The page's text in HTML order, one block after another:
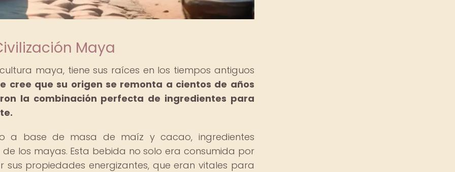
Maya
maya, tiene sus raíces en los tiempos antiguos
cree que su origen se remonta a cientos de años
la combinación perfecta de ingredientes para
a base de masa de maíz y cacao, ingredientes
los mayas. Esta bebida no solo era consumida por
propiedades energizantes, que eran vitales para